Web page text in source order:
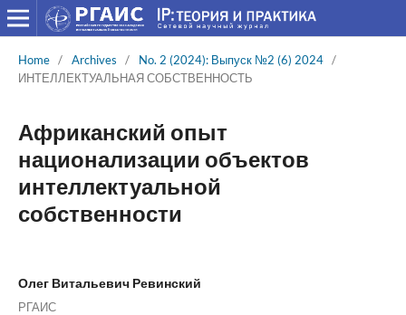
Home / Archives / No. 2 (2024): Выпуск №2 (6) 2024 /
ИНТЕЛЛЕКТУАЛЬНАЯ СОБСТВЕННОСТЬ
Африканский опыт
национализации объектов
интеллектуальной
собственности
Олег Витальевич Ревинский
РГАИС